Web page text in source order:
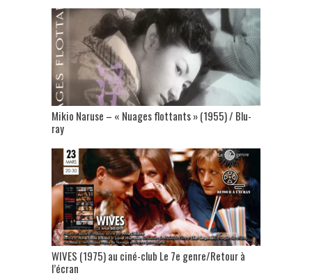
Mikio Naruse – « Nuages flottants » (1955) / Blu-
ray
WIVES (1975) au ciné-club Le 7e genre/Retour à
l’écran